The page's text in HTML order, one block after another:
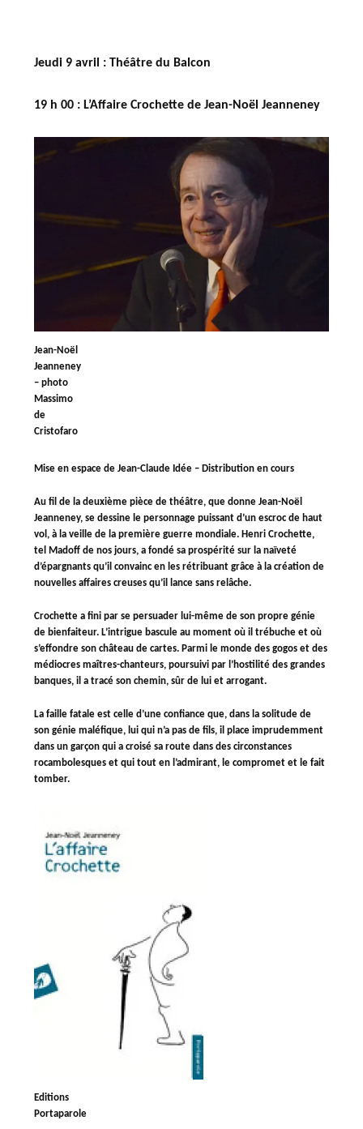
Jeudi 9 avril : Théâtre du Balcon
19 h 00 : L’Affaire Crochette de Jean-Noël Jeanneney
Jean-Noël
Jeanneney
– photo
Massimo
de
Cristofaro
Mise en espace de Jean-Claude Idée – Distribution en cours
Au fil de la deuxième pièce de théâtre, que donne Jean-Noël
Jeanneney, se dessine le personnage puissant d’un escroc de haut
vol, à la veille de la première guerre mondiale. Henri Crochette,
tel Madoff de nos jours, a fondé sa prospérité sur la naïveté
d’épargnants qu’il convainc en les rétribuant grâce à la création de
nouvelles affaires creuses qu’il lance sans relâche.
Crochette a fini par se persuader lui-même de son propre génie
de bienfaiteur. L’intrigue bascule au moment où il trébuche et où
s’effondre son château de cartes. Parmi le monde des gogos et des
médiocres maîtres-chanteurs, poursuivi par l’hostilité des grandes
banques, il a tracé son chemin, sûr de lui et arrogant.
La faille fatale est celle d’une confiance que, dans la solitude de
son génie maléfique, lui qui n’a pas de fils, il place imprudemment
dans un garçon qui a croisé sa route dans des circonstances
rocambolesques et qui tout en l’admirant, le compromet et le fait
tomber.
Editions
Portaparole